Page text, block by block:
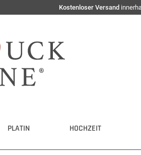
Kostenloser Versand
PLATIN HOCHZEIT